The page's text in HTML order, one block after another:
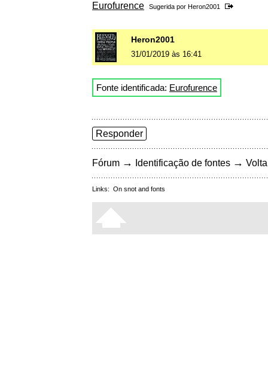
Eurofurence Sugerida por Heron2001
Heron2001
31/01/2019 às 16:41
Fonte identificada: Eurofurence
Responder
Fórum → Identificação de fontes →
Links: On snot and fonts